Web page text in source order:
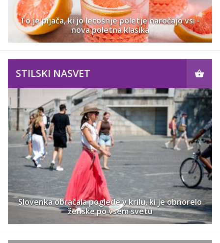
To je pijača, ki jo letošnje poletje naročajo vsi -
nova poletna klasika
STILSKI NASVET
Slovenka obračala poglede v krilu, ki je obnorelo
ženske po vsem svetu